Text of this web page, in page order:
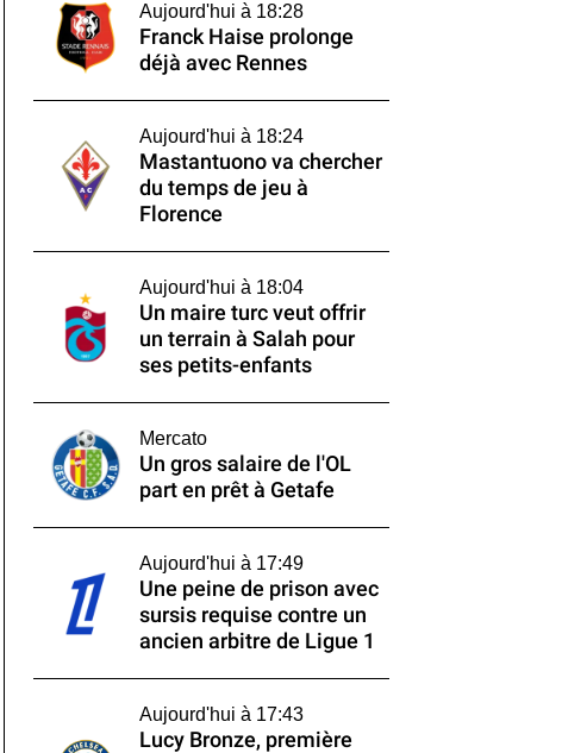
Aujourd'hui à 18:28
Franck Haise prolonge
déjà avec Rennes
Aujourd'hui à 18:24
Mastantuono va chercher
du temps de jeu à
Florence
Aujourd'hui à 18:04
Un maire turc veut offrir
un terrain à Salah pour
ses petits-enfants
Mercato
Un gros salaire de l'OL
part en prêt à Getafe
Aujourd'hui à 17:49
Une peine de prison avec
sursis requise contre un
ancien arbitre de Ligue 1
Aujourd'hui à 17:43
Lucy Bronze, première